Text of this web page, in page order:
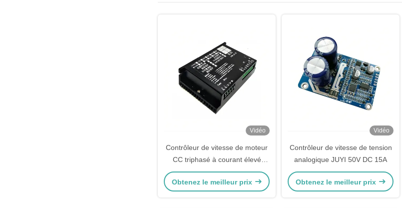
Vidéo
Contrôleur de vitesse de moteur
CC triphasé à courant élevé
programmable JUYI 60A pour
solution sans capteur
Obtenez le meilleur prix
Vidéo
Contrôleur de vitesse de tension
analogique JUYI 50V DC 15A
Obtenez le meilleur prix